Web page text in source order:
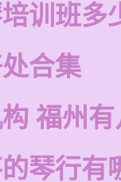
训班多
合集
福州
琴行有